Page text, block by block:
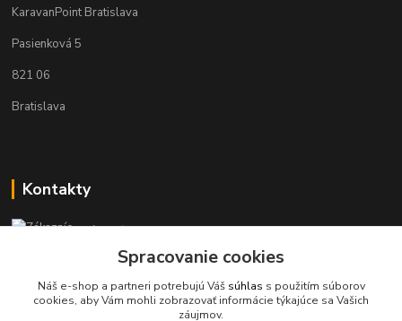
KaravanPoint Bratislava
Pasienková 5
821 06
Bratislava
Kontakty
Zákaznícka podpora KaravanPoint
+421902309993
(Po-Pia, 9-18 hod.)
info@karavanpoint.sk
Spracovanie cookies
Náš e-shop a partneri potrebujú Váš súhlas s použitím súborov
cookies, aby Vám mohli zobrazovať informácie týkajúce sa Vašich
záujmov.